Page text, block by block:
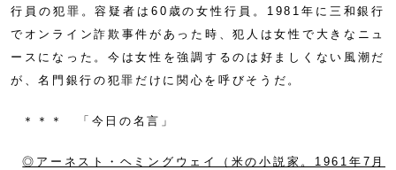
行員の犯罪。容疑者は60歳の女性行員。1981年に三和銀行
でオンライン詐欺事件があった時、犯人は女性で大きなニュ
ースになった。今は女性を強調するのは好ましくない風潮だ
が、名門銀行の犯罪だけに関心を呼びそうだ。
＊＊＊ 「今日の名言」
◎アーネスト・ヘミングウェイ（米の小説家。1961年7月